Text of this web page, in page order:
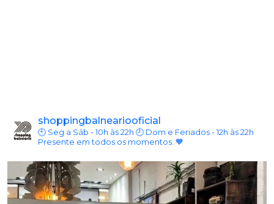
shoppingbalneariooficial
🕙 Seg a Sáb - 10h às 22h 🕘 Dom e Feriados - 12h às 22h
Presente em todos os momentos. 🧡